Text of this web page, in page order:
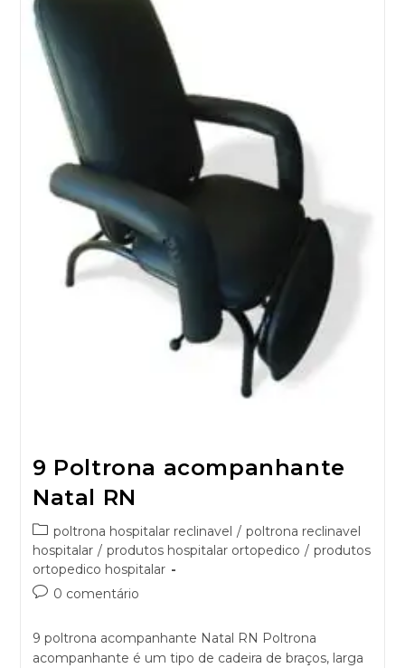
9 Poltrona acompanhante
Natal RN
poltrona hospitalar reclinavel / poltrona reclinavel
hospitalar / produtos hospitalar ortopedico / produtos
ortopedico hospitalar
0 comentário
9 poltrona acompanhante Natal RN Poltrona
acompanhante é um tipo de cadeira de braços, larga